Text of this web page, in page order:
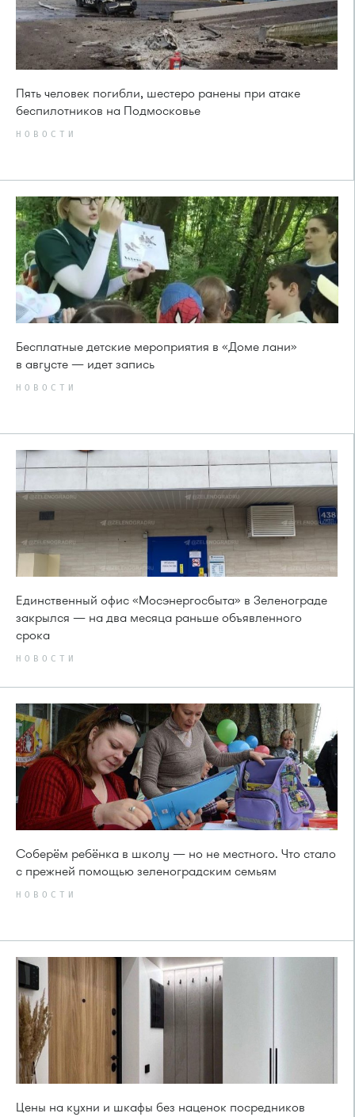
Пять человек погибли, шестеро ранены при атаке
беспилотников на Подмосковье
НОВОСТИ
Бесплатные детские мероприятия в «Доме лани»
в августе — идет запись
НОВОСТИ
Единственный офис «Мосэнергосбыта» в Зеленограде
закрылся — на два месяца раньше объявленного
срока
НОВОСТИ
Соберём ребёнка в школу — но не местного. Что стало
с прежней помощью зеленоградским семьям
НОВОСТИ
Цены на кухни и шкафы без наценок посредников